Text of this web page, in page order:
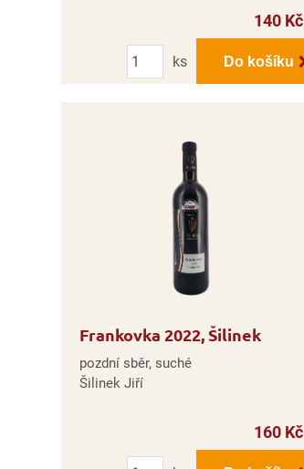
140 Kč
Počet
ks
Do košíku
Frankovka 2022, Šilinek
pozdní sběr, suché
Šilinek Jiří
160 Kč
Počet